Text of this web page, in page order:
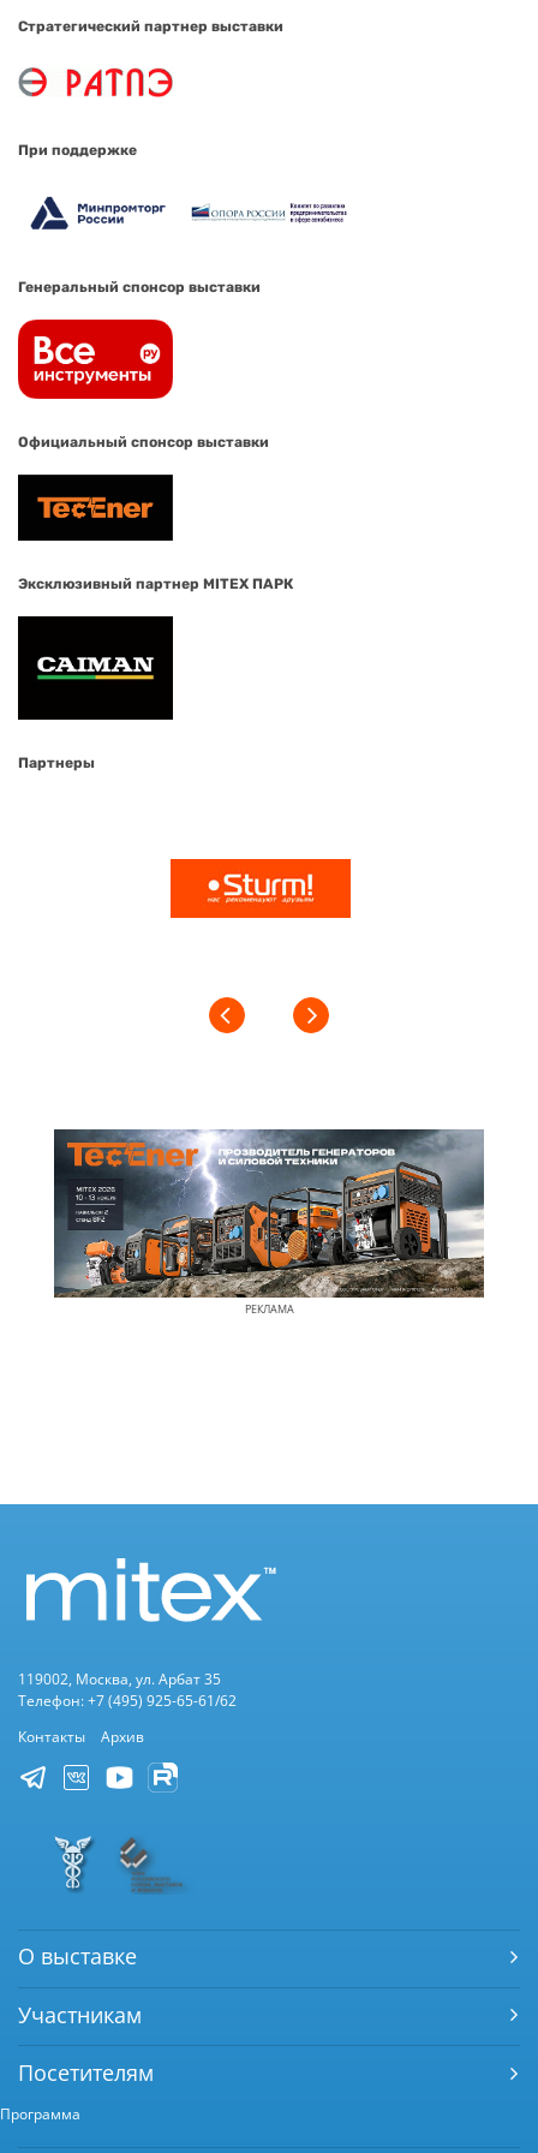
Стратегический партнер выставки
При поддержке
Генеральный спонсор выставки
Официальный спонсор выставки
Эксклюзивный партнер MITEX ПАРК
Партнеры
РЕКЛАМА
119002, Москва, ул. Арбат 35
Телефон: +7 (495) 925-65-61/62
Контакты
Архив
О выставке
Участникам
Посетителям
Программа